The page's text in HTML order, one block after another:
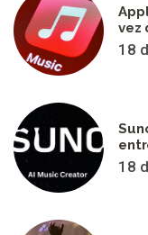
vez
18
18